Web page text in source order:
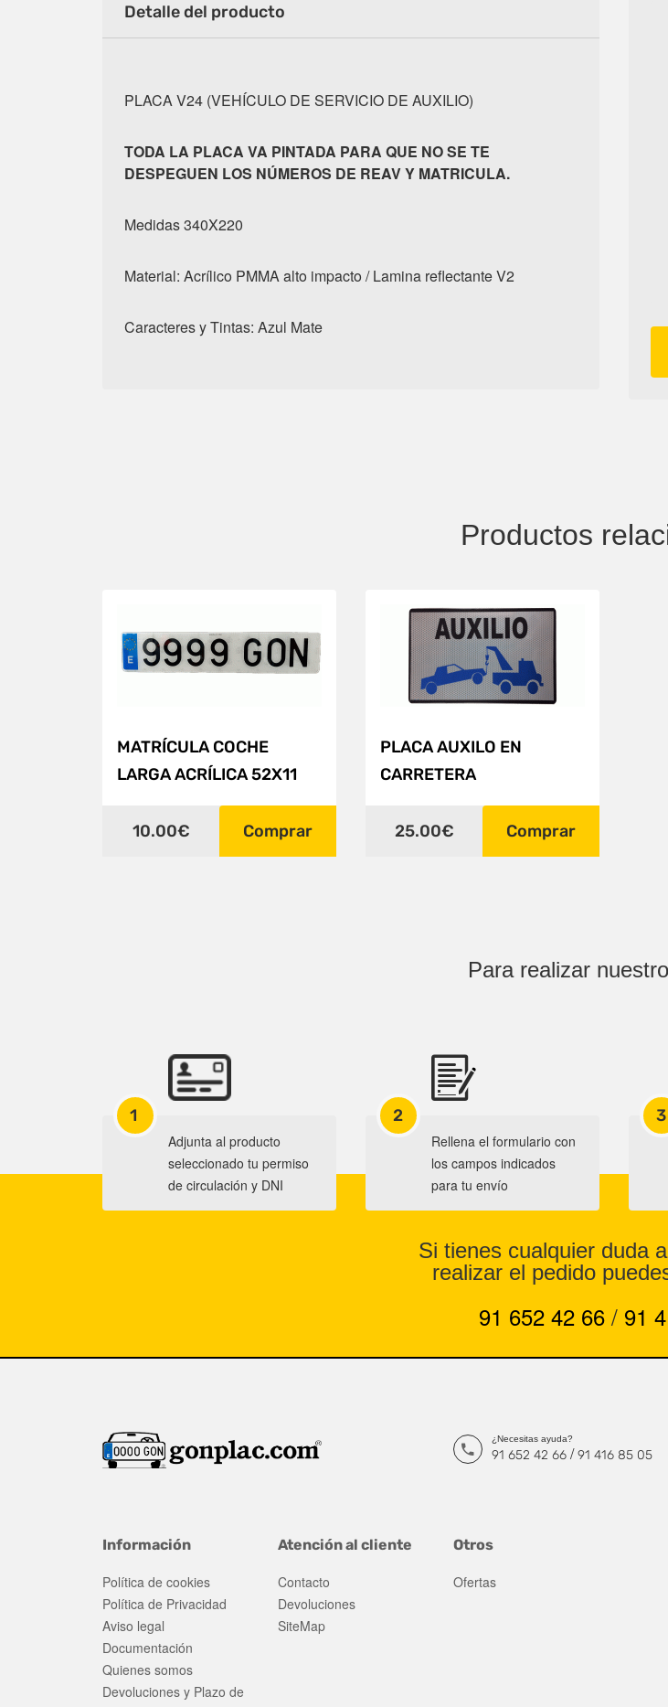
Detalle del producto
PLACA V24 (VEHÍCULO DE SERVICIO DE AUXILIO)
TODA LA PLACA VA PINTADA PARA QUE NO SE TE
DESPEGUEN LOS NÚMEROS DE REAV Y MATRICULA.
Medidas 340X220
Material: Acrílico PMMA alto impacto / Lamina reflectante V2
Caracteres y Tintas: Azul Mate
Productos
MATRÍCULA COCHE
LARGA ACRÍLICA 52X11
10.00€ Comprar
PLACA AUXILO EN
CARRETERA
25.00€ Comprar
Para realizar
1
Adjunta al producto
seleccionado tu permiso
de circulación y DNI
2
Rellena el formulario con
los campos indicados
para tu envío
3
Si tienes cualquier duda
realizar el pedido
91 652 42 66 / 91
¿Necesitas ayuda?
91 652 42 66 / 91 416 85 05
Información
Política de cookies
Política de Privacidad
Aviso legal
Documentación
Quienes somos
Devoluciones y Plazo de
Atención al cliente
Contacto
Devoluciones
SiteMap
Otros
Ofertas